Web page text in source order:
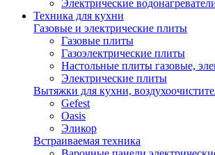
Электрические
Техника для кухни
Газовые и электрические плиты
Газовые плиты
Газоэлектрические плиты
Настольные плиты газовые,
Электрические плиты
Вытяжки для кухни,
Gefest
Oasis
Эликор
Встраиваемая техника